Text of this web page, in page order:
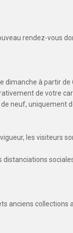
rendez-vous
dimanche à partir
de votre
neuf, uniquement
les visiteurs
anciens